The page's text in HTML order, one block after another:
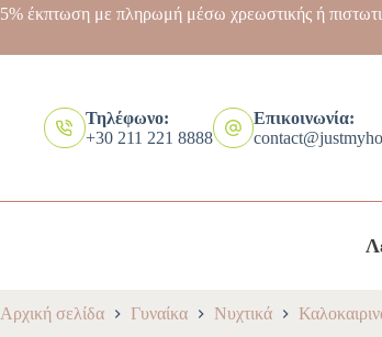
5% έκπτωση με πληρωμή μέσω χρεωστικής ή
Τηλέφωνο:
+30 211 221 8888
Επικοινωνία:
Αρχική σελίδα Γυναίκα Νυχτικά